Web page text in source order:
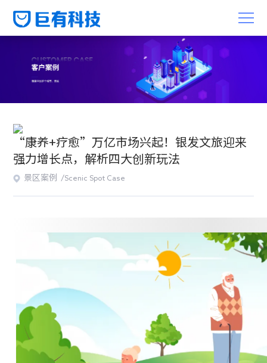
“康养+疗愈”万亿市场兴起！银发文旅迎来
强力增长点，解析四大创新玩法
景区案例 /Scenic Spot Case